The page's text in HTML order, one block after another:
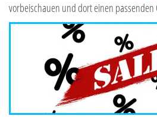
vorbeischauen und dort einen passenden